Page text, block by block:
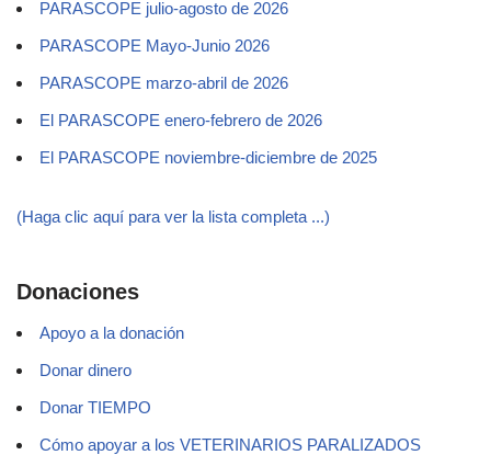
PARASCOPE julio-agosto de 2026
PARASCOPE Mayo-Junio 2026
PARASCOPE marzo-abril de 2026
El PARASCOPE enero-febrero de 2026
El PARASCOPE noviembre-diciembre de 2025
(Haga clic aquí para ver la lista completa ...)
Donaciones
Apoyo a la donación
Donar dinero
Donar TIEMPO
Cómo apoyar a los VETERINARIOS PARALIZADOS